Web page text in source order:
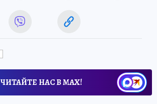
ЧИТАЙТЕ НАС В МАХ!